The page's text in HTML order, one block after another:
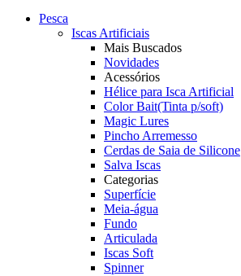
Pesca
Iscas Artificiais
Mais Buscados
Novidades
Acessórios
Hélice para Isca Artificial
Color Bait(Tinta p/soft)
Magic Lures
Pincho Arremesso
Cerdas de Saia de Silicone
Salva Iscas
Categorias
Superfície
Meia-água
Fundo
Articulada
Iscas Soft
Spinner